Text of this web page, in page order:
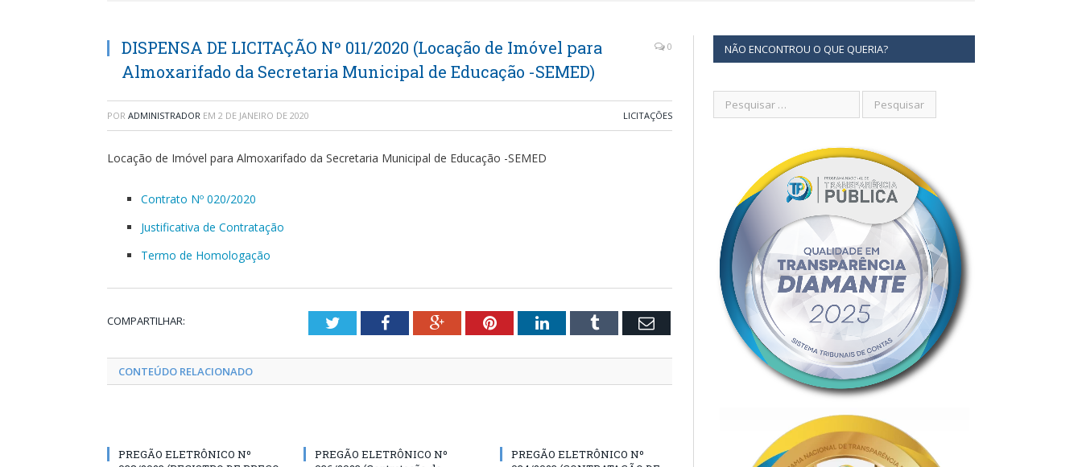
DISPENSA DE LICITAÇÃO Nº 011/2020 (Locação de Imóvel para
Almoxarifado da Secretaria Municipal de Educação -SEMED)
0
POR ADMINISTRADOR EM 2 DE JANEIRO DE 2020 LICITAÇÕES
Locação de Imóvel para Almoxarifado da Secretaria Municipal de Educação -SEMED
Contrato Nº 020/2020
Justificativa de Contratação
Termo de Homologação
COMPARTILHAR: TwitterFacebookGoogle+PinterestLinkedInTumblr Email
CONTEÚDO RELACIONADO
PREGÃO ELETRÔNICO Nº
PREGÃO ELETRÔNICO Nº
PREGÃO ELETRÔNICO Nº
NÃO ENCONTROU O QUE QUERIA?